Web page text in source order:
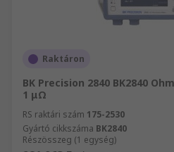
Raktáron
BK Precision 2840 BK2840
1 μΩ
RS raktári szám 175-2530
Gyártó cikkszáma BK2840
Részösszeg (1 egység)